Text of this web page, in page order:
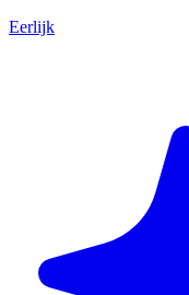
Eerlijk